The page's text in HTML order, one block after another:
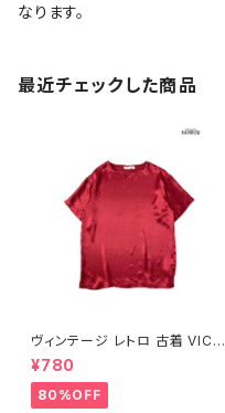
なります。
最近チェックした商品
ヴィンテージ レトロ 古着 VICT
ORIA'S SECRET ヴィクトリア
ズ・シークレット 総柄 半袖 ブラ
ウス 赤 ( ttu2207442 )
¥780
80%OFF